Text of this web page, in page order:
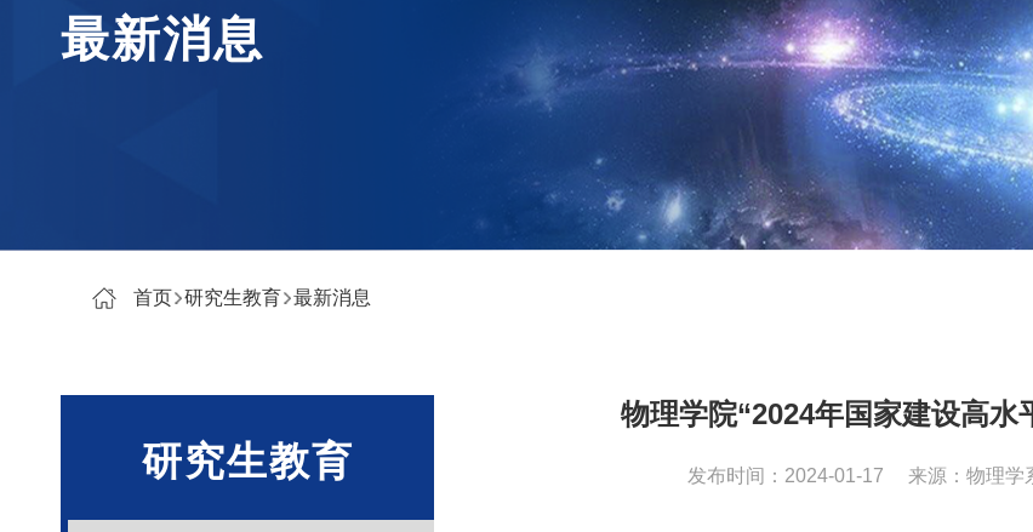
最新消息
首页 研究生教育 最新消息
研究生教育
物理学院“2024年国家建设高水
发布时间：2024-01-17 来源：物理学